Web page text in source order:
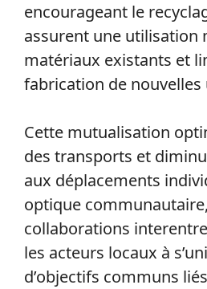
encourageant le
assurent une utilisation
matériaux existants et
fabrication de nouvelles
Cette mutualisation
des transports et
aux déplacements
optique
collaborations
les acteurs locaux à
d’objectifs communs